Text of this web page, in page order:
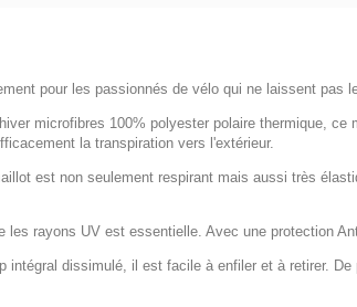
pour les passionnés de vélo qui ne laissent pas
microfibres 100% polyester polaire thermique,
la transpiration vers l'extérieur.
est non seulement respirant mais aussi très
les rayons UV est essentielle. Avec une protection
intégral dissimulé, il est facile à enfiler et à retirer.